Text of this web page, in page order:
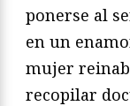
ponerse al
en un
mujer
recopilar